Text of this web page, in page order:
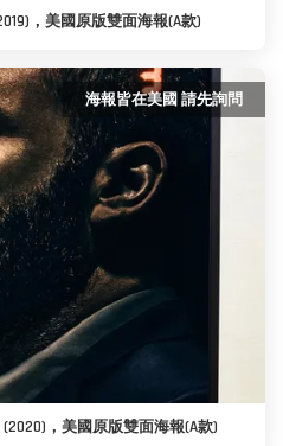
，美國原版雙面海報(A款)
海報皆在美國 請先詢問
(2020)，美國原版雙面海報(A款)